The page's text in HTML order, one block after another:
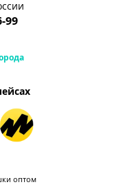
99
оптом